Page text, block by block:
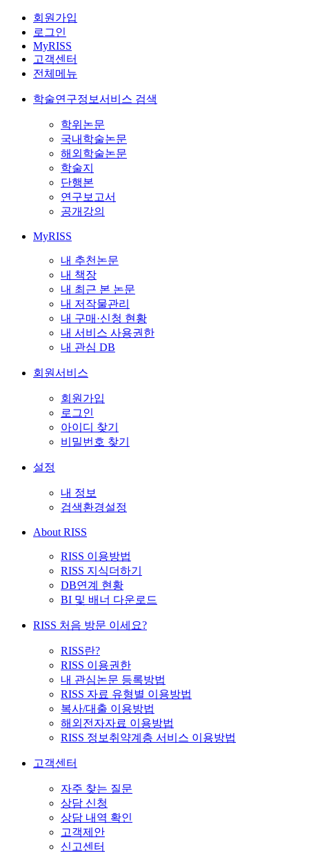
회원가입
로그인
MyRISS
고객센터
전체메뉴
학술연구정보서비스 검색
학위논문
국내학술논문
해외학술논문
학술지
단행본
연구보고서
공개강의
MyRISS
내 추천논문
내 책장
내 최근 본 논문
내 저작물관리
내 구매·신청 현황
내 서비스 사용권한
내 관심 DB
회원서비스
회원가입
로그인
아이디 찾기
비밀번호 찾기
설정
내 정보
검색환경설정
About RISS
RISS 이용방법
RISS 지식더하기
DB연계 현황
BI 및 배너 다운로드
RISS 처음 방문 이세요?
RISS란?
RISS 이용권한
내 관심논문 등록방법
RISS 자료 유형별 이용방법
복사/대출 이용방법
해외전자자료 이용방법
RISS 정보취약계층 서비스 이용방법
고객센터
자주 찾는 질문
상담 신청
상담 내역 확인
고객제안
신고센터